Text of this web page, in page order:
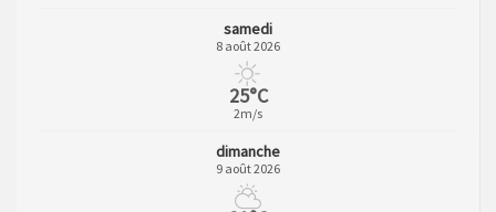
samedi
8 août 2026
25°C
2m/s
dimanche
9 août 2026